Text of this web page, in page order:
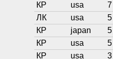
КР
usa 7
ЛК
usa 5
КР
japan 5
КР
usa 5
КР
usa 3